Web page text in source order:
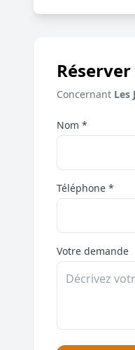
Concernant Les
Nom *
Téléphone *
Votre demande